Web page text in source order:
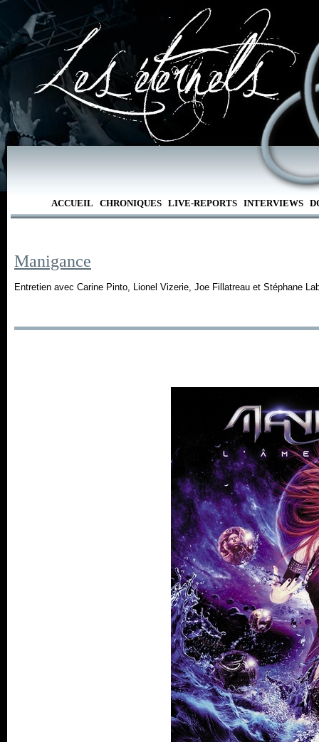
ACCUEIL CHRONIQUES LIVE-REPORTS INTERVIEWS
Manigance
Entretien avec Carine Pinto, Lionel Vizerie, Joe Fillatreau et Stéphane